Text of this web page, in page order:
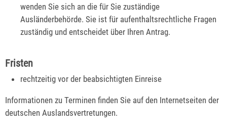
wenden Sie sich an die für Sie zuständige
Ausländerbehörde. Sie ist für aufenthaltsrechtliche Fragen
zuständig und entscheidet über Ihren Antrag.
Fristen
rechtzeitig vor der beabsichtigten Einreise
Informationen zu Terminen finden Sie auf den Internetseiten der
deutschen Auslandsvertretungen.